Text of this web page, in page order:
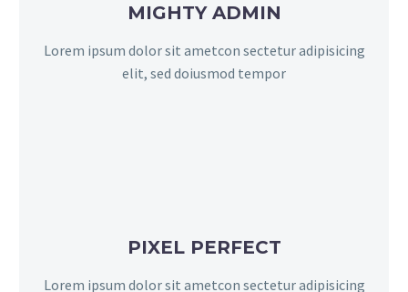
MIGHTY ADMIN
Lorem ipsum dolor sit ametcon sectetur adipisicing
elit, sed doiusmod tempor
PIXEL PERFECT
Lorem ipsum dolor sit ametcon sectetur adipisicing